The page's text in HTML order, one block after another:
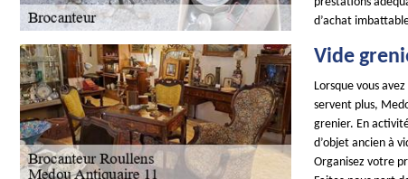
d’achat
Vide
Lorsque vous
servent plus,
grenier. En
d’objet ancien à
Organisez votre